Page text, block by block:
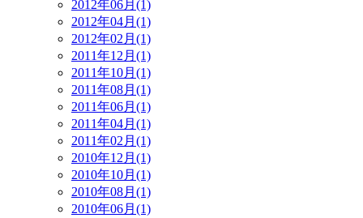
2012年06月(1)
2012年04月(1)
2012年02月(1)
2011年12月(1)
2011年10月(1)
2011年08月(1)
2011年06月(1)
2011年04月(1)
2011年02月(1)
2010年12月(1)
2010年10月(1)
2010年08月(1)
2010年06月(1)